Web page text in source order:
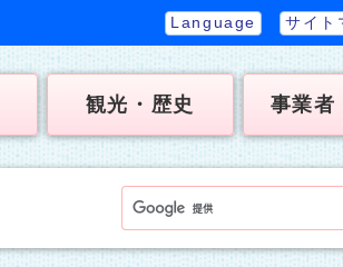
Language サイト
観光・歴史 事業者